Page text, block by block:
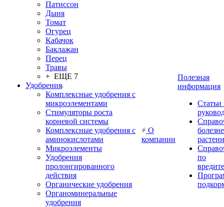
Патиссон
Дыня
Томат
Огурец
Кабачок
Баклажан
Перец
Травы
+ ЕЩЕ 7
Удобрения
Комплексные удобрения с
микроэлементами
Стимуляторы роста
корневой системы
Комплексные удобрения с
аминокислотами
Микроэлементы
Удобрения
пролонгированного
действия
Органические удобрения
Органоминеральные
удобрения
О
компании
Полезная
информация
Статьи
по